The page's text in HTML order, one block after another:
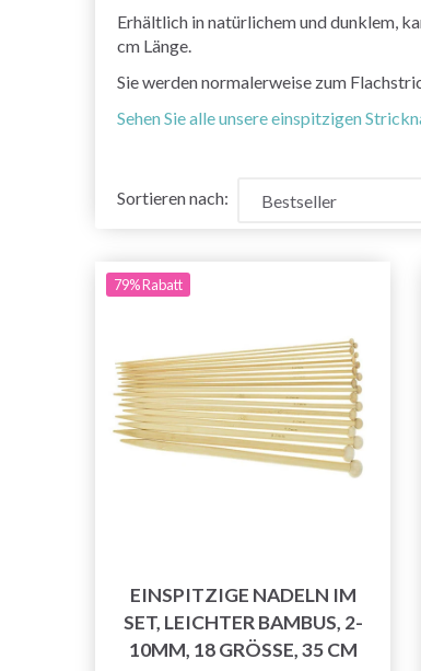
Erhältlich in natürlichem und dunklem,
cm Länge.
Sie werden normalerweise zum
Sehen Sie alle unsere einspitzigen
Sortieren nach:
79% Rabatt
EINSPITZIGE NADELN IM
SET, LEICHTER BAMBUS, 2-
10MM, 18 GRÖSSE, 35 CM